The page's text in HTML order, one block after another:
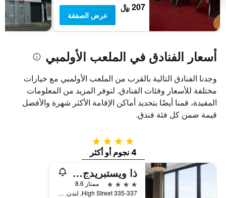
207 ﷼
عرض الصفقة
أسعار الفنادق في الملعب الأولمبي
وجدنا الفنادق التالية بالقرب من الملعب الأولمبي مع خيارات
مختلفة للأسعار وفئات الفنادق. لنوفر المزيد من المعلومات
المفيدة، قمنا أيضًا بتحديد أماكن الإقامة الأكثر شهرة والأفضل
قيمة ضمن كل فئة فندق.
4 نجوم
4 نجوم أو أكثر
ذا ويستبريدج هوتل
4 نجوم
ممتاز 8.6
335-337 High Street, لندن, المملكة المتحدة